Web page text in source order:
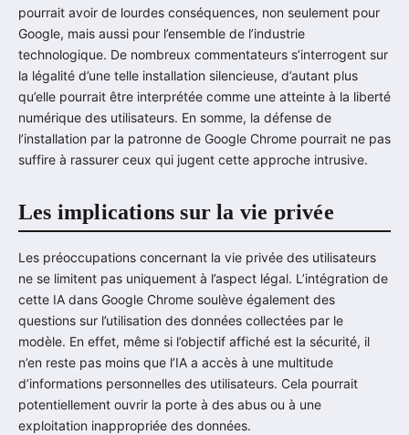
pourrait avoir de lourdes conséquences, non seulement pour
Google, mais aussi pour l’ensemble de l’industrie
technologique. De nombreux commentateurs s’interrogent sur
la légalité d’une telle installation silencieuse, d’autant plus
qu’elle pourrait être interprétée comme une atteinte à la liberté
numérique des utilisateurs. En somme, la défense de
l’installation par la patronne de Google Chrome pourrait ne pas
suffire à rassurer ceux qui jugent cette approche intrusive.
Les implications sur la vie privée
Les préoccupations concernant la vie privée des utilisateurs
ne se limitent pas uniquement à l’aspect légal. L’intégration de
cette IA dans Google Chrome soulève également des
questions sur l’utilisation des données collectées par le
modèle. En effet, même si l’objectif affiché est la sécurité, il
n’en reste pas moins que l’IA a accès à une multitude
d’informations personnelles des utilisateurs. Cela pourrait
potentiellement ouvrir la porte à des abus ou à une
exploitation inappropriée des données.